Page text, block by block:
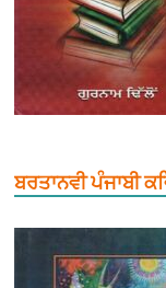
ਬਰਤਾਨਵੀ ਪੰਜਾਬੀ